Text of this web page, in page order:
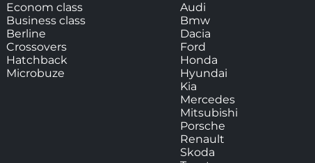
Econom class
Business class
Berline
Crossovers
Hatchback
Microbuze
Audi
Bmw
Dacia
Ford
Honda
Hyundai
Kia
Mercedes
Mitsubishi
Porsche
Renault
Skoda